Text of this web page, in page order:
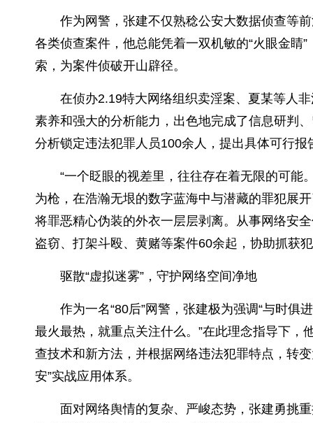
作为网警，张建不仅熟稔公安大数据侦查等
各类侦查案件，他总能凭着一双机敏的“火眼金睛
索，为案件侦破开山辟径。
在侦办2.19特大网络组织卖淫案、夏某等人
素养和强大的分析能力，出色地完成了信息研判
分析锁定违法犯罪人员100余人，提出具体可行
“一个眨眼的视差里，往往存在着无限的可能
为枪，在浩瀚无垠的数字蓝海中与潜藏的罪犯展
将罪恶精心伪装的外衣一层层剥离。从事网络安
盗窃、打架斗殴、黄赌等案件60余起，协助抓获
驱散“虚拟迷雾”，守护网络空间净地
作为一名“80后”网警，张建极为强调“与时俱
最火最热，就重点关注什么。”在此理念指导下
查技术和新方法，并根据网络违法犯罪特点，转
安”实战应用体系。
面对网络舆情的复杂、严峻态势，张建勇挑